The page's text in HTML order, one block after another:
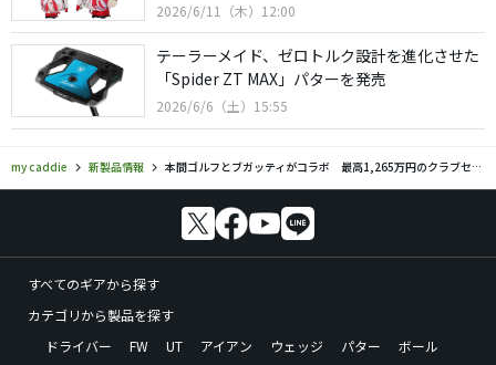
2026/6/11（木）12:00
テーラーメイド、ゼロトルク設計を進化させた
「Spider ZT MAX」パターを発売
2026/6/6（土）15:55
my caddie 新製品情報 本間ゴルフとブガッティがコラボ 最高1,265万円のクラブセットなどを発売
すべてのギアから探す
カテゴリから製品を探す
ドライバー
FW UT アイアン ウェッジ パター
ボール